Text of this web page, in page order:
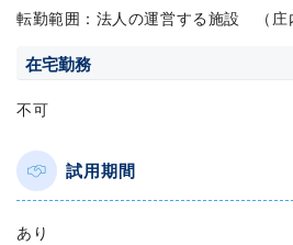
転勤範囲：法人の運営する施設 （庄
在宅勤務
不可
試用期間
あり